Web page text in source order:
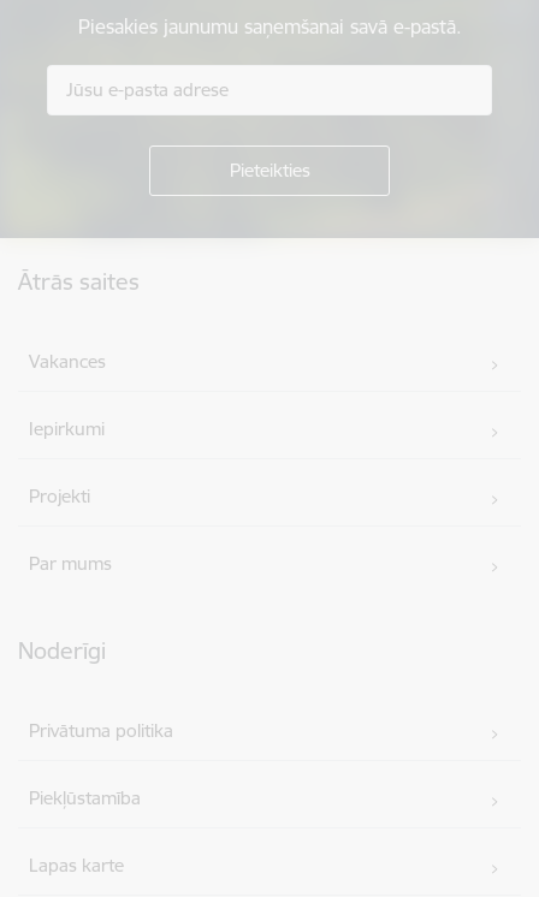
Piesakies jaunumu saņemšanai savā e-pastā.
Ātrās saites
Vakances
Iepirkumi
Projekti
Par mums
Noderīgi
Privātuma politika
Piekļūstamība
Lapas karte